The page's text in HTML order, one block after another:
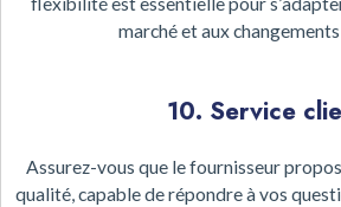
marché et aux
10. Service
Assurez-vous que le fournisseur
qualité, capable de répondre à vos